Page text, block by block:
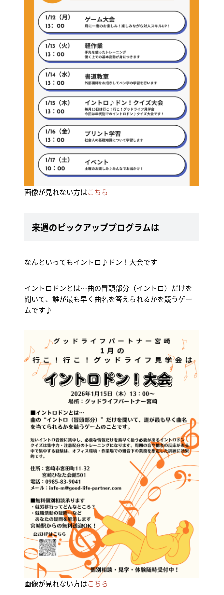
画像が見れない方はこちら
来週のピックアッププログラムは
なんといってもイントロ♪ドン！大会です
イントロドンとは…曲の冒頭部分（イントロ）だけを
聞いて、誰が最も早く曲名を答えられるかを競うゲー
ムです♪
画像が見れない方はこちら